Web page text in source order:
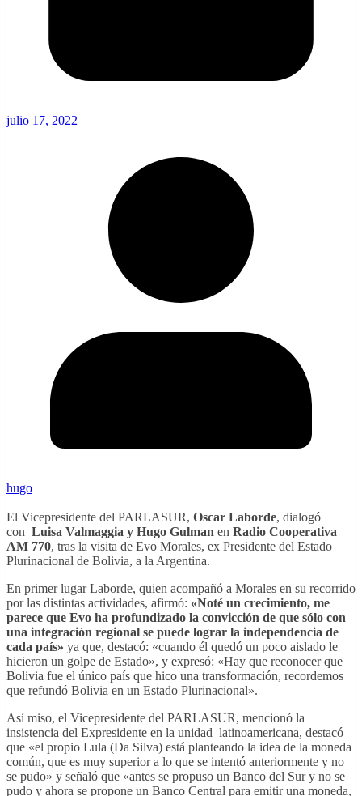
julio 17, 2022
hugo
El Vicepresidente del PARLASUR, Oscar Laborde, dialogó
con Luisa Valmaggia y Hugo Gulman en Radio Cooperativa
AM 770, tras la visita de Evo Morales, ex Presidente del Estado
Plurinacional de Bolivia, a la Argentina.
En primer lugar Laborde, quien acompañó a Morales en su recorrido
por las distintas actividades, afirmó: «Noté un crecimiento, me
parece que Evo ha profundizado la convicción de que sólo con
una integración regional se puede lograr la independencia de
cada país» ya que, destacó: «cuando él quedó un poco aislado le
hicieron un golpe de Estado», y expresó: «Hay que reconocer que
Bolivia fue el único país que hico una transformación, recordemos
que refundó Bolivia en un Estado Plurinacional».
Así miso, el Vicepresidente del PARLASUR, mencionó la
insistencia del Expresidente en la unidad latinoamericana, destacó
que «el propio Lula (Da Silva) está planteando la idea de la moneda
común, que es muy superior a lo que se intentó anteriormente y no
se pudo» y señaló que «antes se propuso un Banco del Sur y no se
pudo y ahora se propone un Banco Central para emitir una moneda,